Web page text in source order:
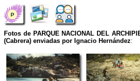
Fotos de PARQUE NACIONAL DEL
(Cabrera) enviadas por Ignacio Hernández: